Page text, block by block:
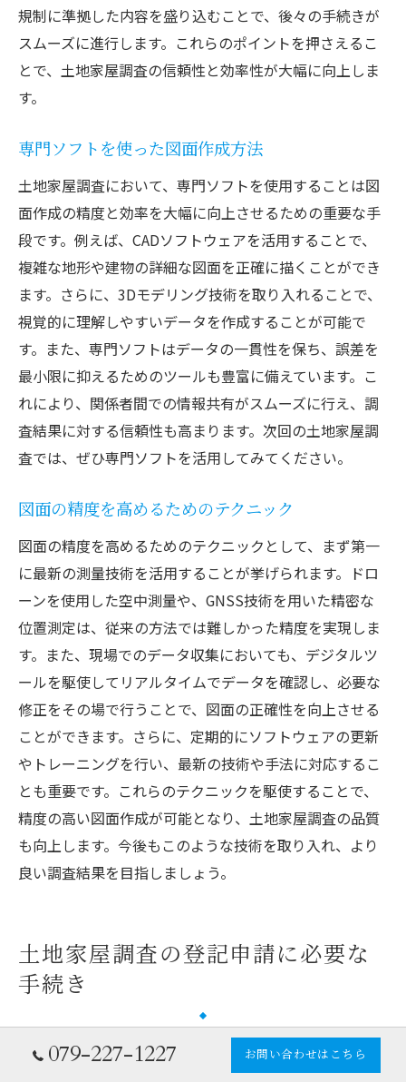
規制に準拠した内容を盛り込むことで、後々の手続きが
スムーズに進行します。これらのポイントを押さえるこ
とで、土地家屋調査の信頼性と効率性が大幅に向上しま
す。
専門ソフトを使った図面作成方法
土地家屋調査において、専門ソフトを使用することは図
面作成の精度と効率を大幅に向上させるための重要な手
段です。例えば、CADソフトウェアを活用することで、
複雑な地形や建物の詳細な図面を正確に描くことができ
ます。さらに、3Dモデリング技術を取り入れることで、
視覚的に理解しやすいデータを作成することが可能で
す。また、専門ソフトはデータの一貫性を保ち、誤差を
最小限に抑えるためのツールも豊富に備えています。こ
れにより、関係者間での情報共有がスムーズに行え、調
査結果に対する信頼性も高まります。次回の土地家屋調
査では、ぜひ専門ソフトを活用してみてください。
図面の精度を高めるためのテクニック
図面の精度を高めるためのテクニックとして、まず第一
に最新の測量技術を活用することが挙げられます。ドロ
ーンを使用した空中測量や、GNSS技術を用いた精密な
位置測定は、従来の方法では難しかった精度を実現しま
す。また、現場でのデータ収集においても、デジタルツ
ールを駆使してリアルタイムでデータを確認し、必要な
修正をその場で行うことで、図面の正確性を向上させる
ことができます。さらに、定期的にソフトウェアの更新
やトレーニングを行い、最新の技術や手法に対応するこ
とも重要です。これらのテクニックを駆使することで、
精度の高い図面作成が可能となり、土地家屋調査の品質
も向上します。今後もこのような技術を取り入れ、より
良い調査結果を目指しましょう。
土地家屋調査の登記申請に必要な
手続き
登記申請に必要な書類とその準備
079-227-1227 お問い合わせはこちら